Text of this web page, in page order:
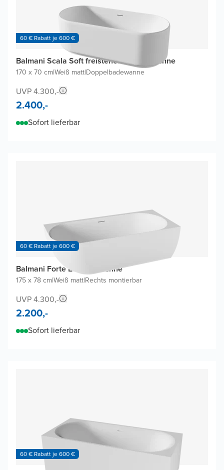
60 € Rabatt je 600 €
Balmani Scala Soft freistehende Badewanne
170 x 70 cm|Weiß matt|Doppelbadewanne
UVP 4.300,-
2.400,-
Sofort lieferbar
60 € Rabatt je 600 €
Balmani Forte Eckbadewanne
175 x 78 cm|Weiß matt|Rechts montierbar
UVP 4.300,-
2.200,-
Sofort lieferbar
60 € Rabatt je 600 €